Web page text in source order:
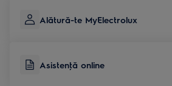
Alătură-te MyElectrolux
Asistenţă online